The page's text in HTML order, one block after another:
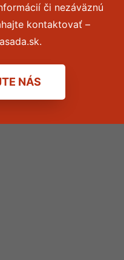
či nezáväznú
kontaktovať –
NÁS